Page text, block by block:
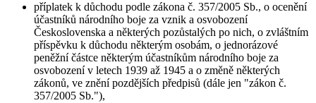
příplatek k důchodu podle zákona č. 357/2005 Sb., o ocenění
účastníků národního boje za vznik a osvobození
Československa a některých pozůstalých po nich, o zvláštním
příspěvku k důchodu některým osobám, o jednorázové
peněžní částce některým účastníkům národního boje za
osvobození v letech 1939 až 1945 a o změně některých
zákonů, ve znění pozdějších předpisů (dále jen "zákon č.
357/2005 Sb."),